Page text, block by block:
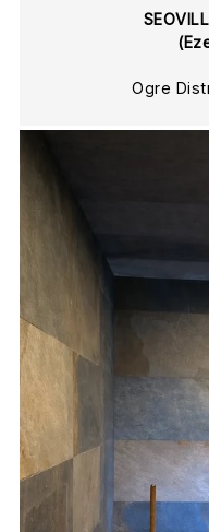
Ogre